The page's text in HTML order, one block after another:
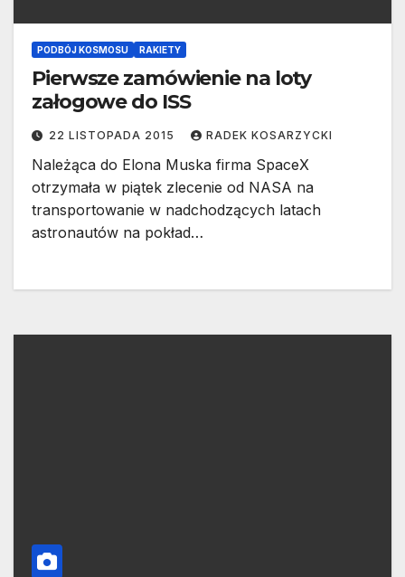
PODBÓJ KOSMOSU RAKIETY
Pierwsze zamówienie na loty
załogowe do ISS
22 LISTOPADA 2015 RADEK KOSARZYCKI
Należąca do Elona Muska firma SpaceX
otrzymała w piątek zlecenie od NASA na
transportowanie w nadchodzących latach
astronautów na pokład…